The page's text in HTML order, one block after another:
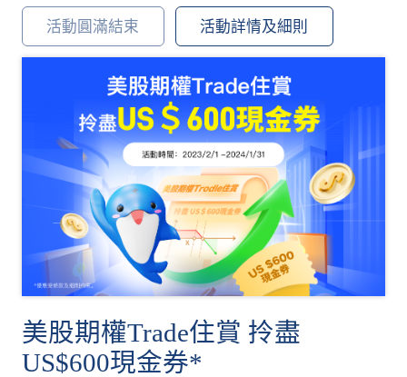
活動圓滿結束 活動詳情及細則
美股期權Trade住賞 拎盡
US$600現金券*